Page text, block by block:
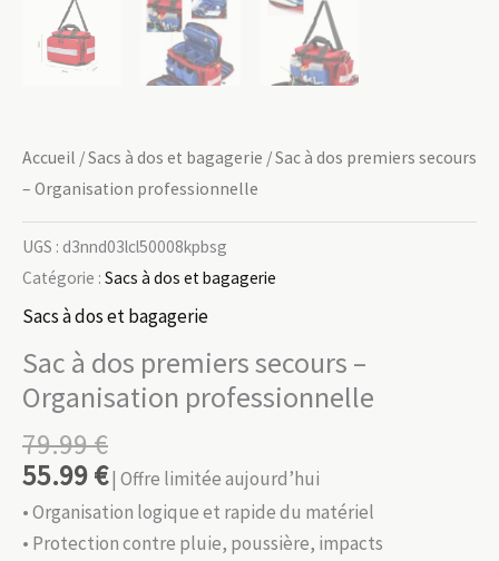
Accueil /Sacs à dos et bagagerie / Sac à dos premiers secours
– Organisation professionnelle
UGS : d3nnd03lcl50008kpbsg
Catégorie : Sacs à dos et bagagerie
Sacs à dos et bagagerie
Sac à dos premiers secours –
Organisation professionnelle
79.99€
55.99€| Offre limitée aujourd’hui
• Organisation logique et rapide du matériel
• Protection contre pluie, poussière, impacts